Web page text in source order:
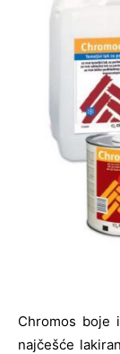
Chromos boje
najčešće